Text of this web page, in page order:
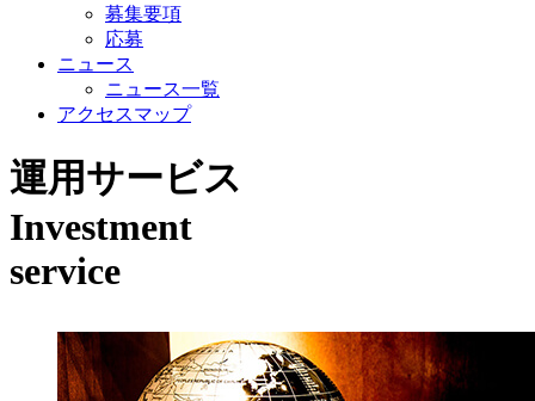
募集要項
応募
ニュース
ニュース一覧
アクセスマップ
運用サービス
Investment
service